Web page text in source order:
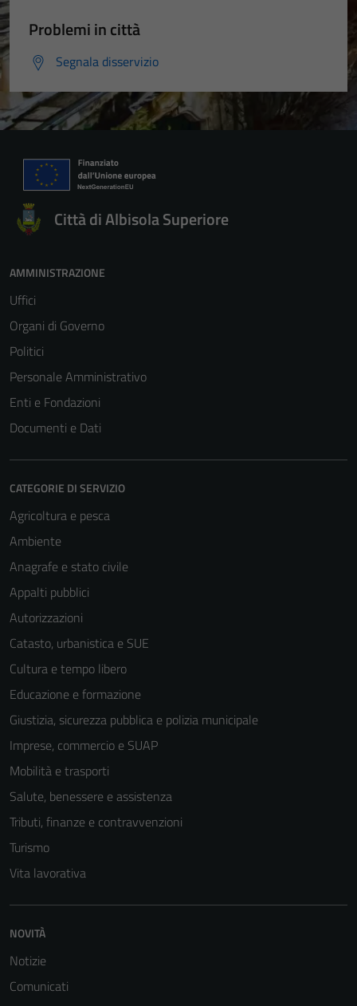
Problemi in città
Segnala disservizio
Città di Albisola Superiore
AMMINISTRAZIONE
Uffici
Organi di Governo
Politici
Personale Amministrativo
Enti e Fondazioni
Documenti e Dati
CATEGORIE DI SERVIZIO
Agricoltura e pesca
Ambiente
Anagrafe e stato civile
Appalti pubblici
Autorizzazioni
Catasto, urbanistica e SUE
Cultura e tempo libero
Educazione e formazione
Giustizia, sicurezza pubblica e polizia municipale
Imprese, commercio e SUAP
Mobilità e trasporti
Salute, benessere e assistenza
Tributi, finanze e contravvenzioni
Turismo
Vita lavorativa
NOVITÀ
Notizie
Comunicati
sono necessari
per il
disabilitati.